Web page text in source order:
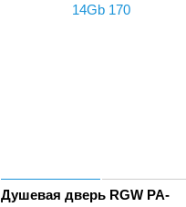
Душевая дверь RGW PA-